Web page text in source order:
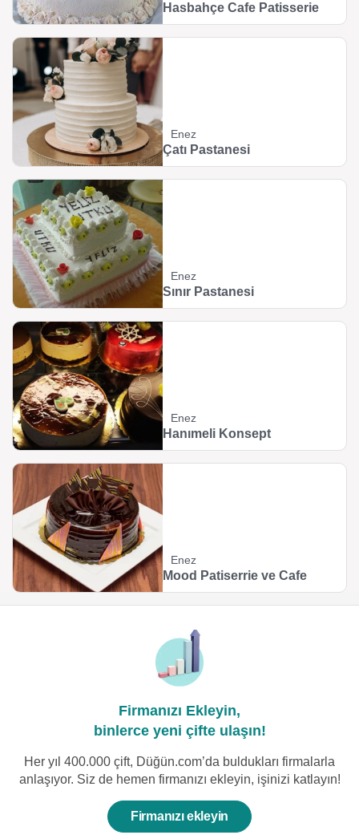
Hasbahçe Cafe Patisserie
Enez
Çatı Pastanesi
Enez
Sınır Pastanesi
Enez
Hanımeli Konsept
Enez
Mood Patiserrie ve Cafe
Firmanızı Ekleyin,
binlerce yeni çifte ulaşın!
Her yıl 400.000 çift, Düğün.com’da buldukları firmalarla
anlaşıyor. Siz de hemen firmanızı ekleyin, işinizi katlayın!
Firmanızı ekleyin